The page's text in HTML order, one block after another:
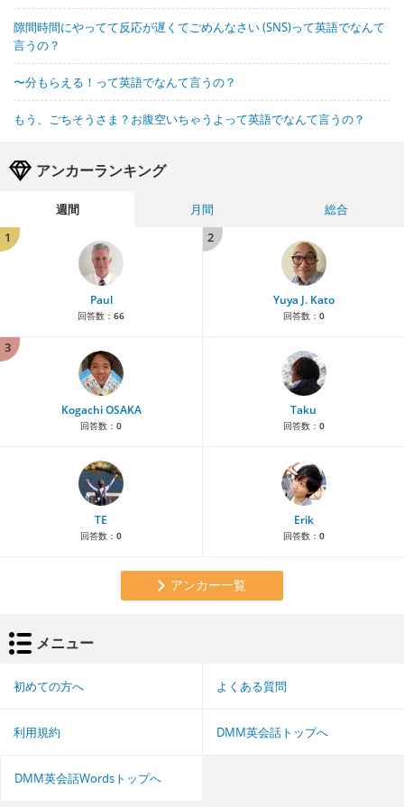
隙間時間にやってて反応が遅くてごめんなさい (SNS)って英語でなんて
言うの？
〜分もらえる！って英語でなんて言うの？
もう、ごちそうさま？お腹空いちゃうよって英語でなんて言うの？
アンカーランキング
週間 月間
総合
1
Paul
回答数： 66
2
Yuya J. Kato
回答数： 0
3
Kogachi OSAKA
回答数： 0
Taku
回答数： 0
TE
回答数： 0
Erik
回答数： 0
アンカー一覧
メニュー
初めての方へ よくある質問
利用規約 DMM英会話トップへ
DMM英会話Wordsトップへ